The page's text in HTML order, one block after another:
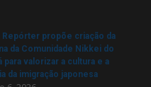
Repórter propõe criação da
da Comunidade Nikkei do
para valorizar a cultura e a
da imigração japonesa